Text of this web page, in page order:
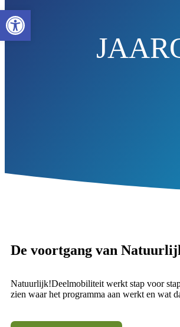
De voortgang van
Natuurlijk!Deelmobiliteit werkt stap voor
zien waar het programma aan werkt en wat
Toolbar openen